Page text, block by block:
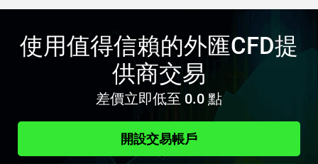
使用值得信賴的外匯CFD提
供商交易
差價立即低至 0.0 點
開設交易帳戶